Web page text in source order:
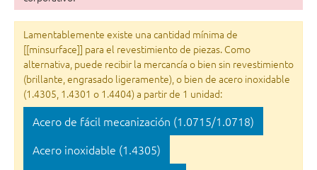
Lamentablemente existe una cantidad mínima de
[[minsurface]] para el revestimiento de piezas. Como
alternativa, puede recibir la mercancía o bien sin revestimiento
(brillante, engrasado ligeramente), o bien de acero inoxidable
(1.4305, 1.4301 o 1.4404) a partir de 1 unidad:
Acero de fácil mecanización (1.0715/1.0718)
Acero inoxidable (1.4305)